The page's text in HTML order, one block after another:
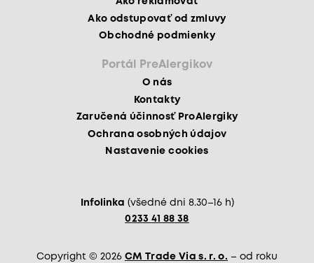
Ako odstupovať od zmluvy
Obchodné podmienky
Portál PreAlergikov
O nás
Kontakty
Zaručená účinnosť ProAlergiky
Ochrana osobných údajov
Nastavenie cookies
Infolinka (všedné dni 8.30–16 h)
0233 41 88 38
Copyright © 2026 CM Trade Via s. r. o. – od roku